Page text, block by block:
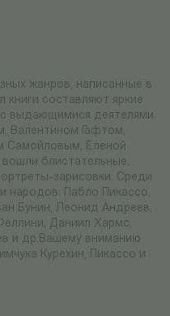
жанров, написанные в
составляют яркие
выдающимися деятелями
Валентином Гафтом,
Самойловым, Еленой
блистательные,
зарисовки. Среди
народов: Пабло Пикассо,
Бунин, Леонид Андреев,
Даниил Хармс,
и др.Вашему вниманию
Курехин, Пикассо и